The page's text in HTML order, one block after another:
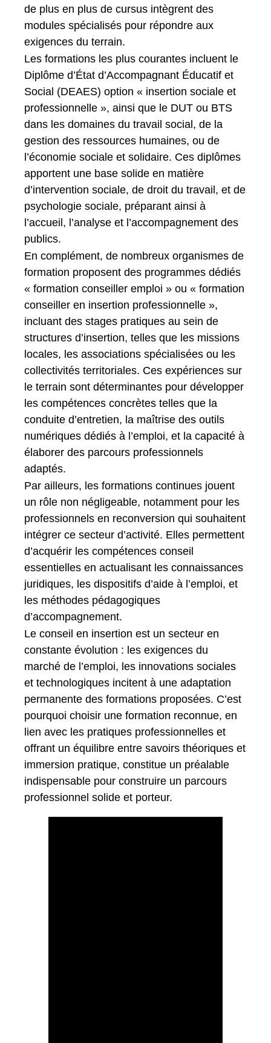
de plus en plus de cursus intègrent des
modules spécialisés pour répondre aux
exigences du terrain.
Les formations les plus courantes incluent le
Diplôme d’État d’Accompagnant Éducatif et
Social (DEAES) option « insertion sociale et
professionnelle », ainsi que le DUT ou BTS
dans les domaines du travail social, de la
gestion des ressources humaines, ou de
l’économie sociale et solidaire. Ces diplômes
apportent une base solide en matière
d’intervention sociale, de droit du travail, et de
psychologie sociale, préparant ainsi à
l’accueil, l’analyse et l’accompagnement des
publics.
En complément, de nombreux organismes de
formation proposent des programmes dédiés
« formation conseiller emploi » ou « formation
conseiller en insertion professionnelle »,
incluant des stages pratiques au sein de
structures d’insertion, telles que les missions
locales, les associations spécialisées ou les
collectivités territoriales. Ces expériences sur
le terrain sont déterminantes pour développer
les compétences concrètes telles que la
conduite d’entretien, la maîtrise des outils
numériques dédiés à l’emploi, et la capacité à
élaborer des parcours professionnels
adaptés.
Par ailleurs, les formations continues jouent
un rôle non négligeable, notamment pour les
professionnels en reconversion qui souhaitent
intégrer ce secteur d’activité. Elles permettent
d’acquérir les compétences conseil
essentielles en actualisant les connaissances
juridiques, les dispositifs d’aide à l’emploi, et
les méthodes pédagogiques
d’accompagnement.
Le conseil en insertion est un secteur en
constante évolution : les exigences du
marché de l’emploi, les innovations sociales
et technologiques incitent à une adaptation
permanente des formations proposées. C’est
pourquoi choisir une formation reconnue, en
lien avec les pratiques professionnelles et
offrant un équilibre entre savoirs théoriques et
immersion pratique, constitue un préalable
indispensable pour construire un parcours
professionnel solide et porteur.